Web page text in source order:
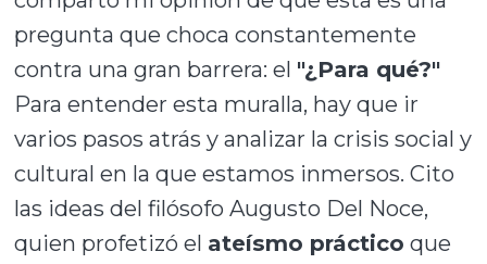
pregunta que choca constantemente
contra una gran barrera: el "¿Para qué?"
Para entender esta muralla, hay que ir
varios pasos atrás y analizar la crisis social y
cultural en la que estamos inmersos. Cito
las ideas del filósofo Augusto Del Noce,
quien profetizó el ateísmo práctico que